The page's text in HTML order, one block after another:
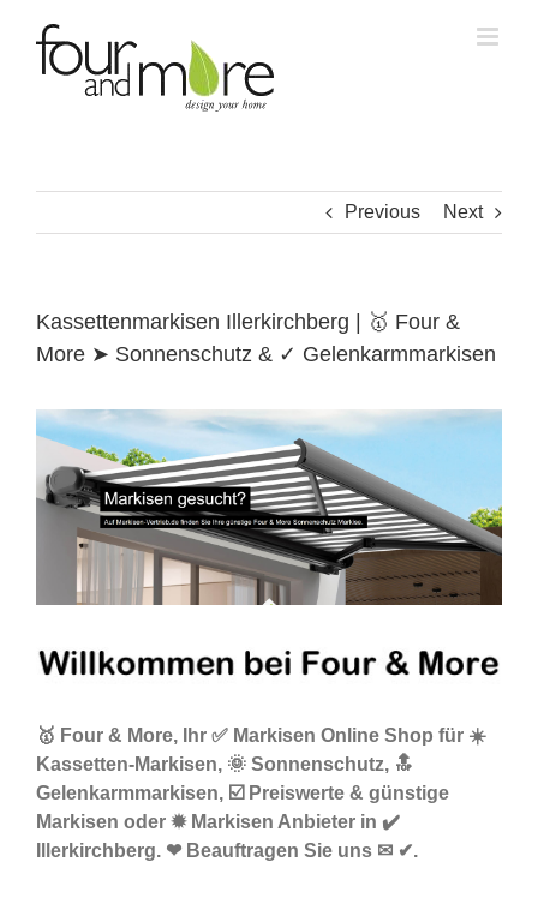
content
Previous Next
Kassettenmarkisen Illerkirchberg | 🥇 Four &
More ➤ Sonnenschutz & ✓ Gelenkarmmarkisen
🥇 Four & More, Ihr ✅ Markisen Online Shop für ☀️
Kassetten-Markisen, 🌞 Sonnenschutz, 🔝
Gelenkarmmarkisen, ☑️ Preiswerte & günstige
Markisen oder ✹ Markisen Anbieter in ✔️
Illerkirchberg. ❤ Beauftragen Sie uns ✉ ✔.